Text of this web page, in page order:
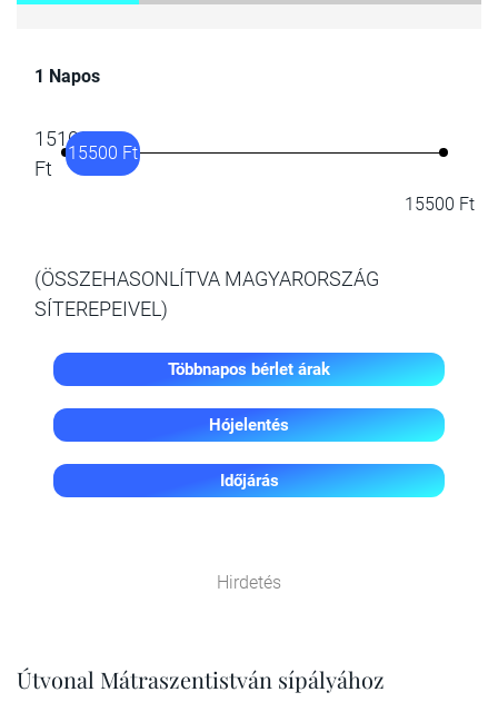
1 Napos
15100
Ft
15500 Ft
15500 Ft
(ÖSSZEHASONLÍTVA MAGYARORSZÁG
SÍTEREPEIVEL)
Többnapos bérlet árak
Hójelentés
Időjárás
Hirdetés
Útvonal Mátraszentistván sípályához